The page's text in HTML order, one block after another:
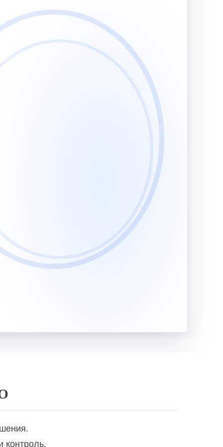
деятельности
деятельности
Учитель биологии. Педагогическая деятельность по проектированию и реализации образовательного процесса в соответствии с ФГОС
Учитель ИЗО (изобразительного искусства) и МХК (мировой художественной культуры). Педагогическая деятельность по проектированию и реализации образовательного процесса в соответствии с ФГОС
деятельности
Учитель иностранного языка. Педагогическая деятельность по проектированию и реализации образовательного процесса в соответствии с ФГОС
деятельности
контроль.